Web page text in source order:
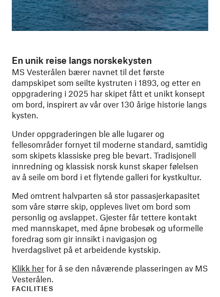
En unik reise langs norskekysten
MS Vesterålen bærer navnet til det første
dampskipet som seilte kystruten i 1893, og etter en
oppgradering i 2025 har skipet fått et unikt konsept
om bord, inspirert av vår over 130 årige historie langs
kysten.
Under oppgraderingen ble alle lugarer og
fellesområder fornyet til moderne standard, samtidig
som skipets klassiske preg ble bevart. Tradisjonell
innredning og klassisk norsk kunst skaper følelsen
av å seile om bord i et flytende galleri for kystkultur.
Med omtrent halvparten så stor passasjerkapasitet
som våre større skip, oppleves livet om bord som
personlig og avslappet. Gjester får tettere kontakt
med mannskapet, med åpne brobesøk og uformelle
foredrag som gir innsikt i navigasjon og
hverdagslivet på et arbeidende kystskip.
Klikk her for å se den nåværende plasseringen av MS
Vesterålen.
FACILITIES